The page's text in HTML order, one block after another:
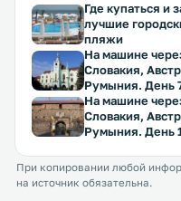
Где купаться и
лучшие
пляжи
На машине
Словакия,
Румыния. День
На машине
Словакия,
Румыния. День
При копировании любой
на источник обязательна.